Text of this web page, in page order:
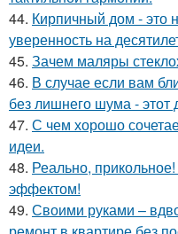
44. Кирпичный дом - это
уверенность на
45. Зачем маляры
46. В случае если вам
без лишнего шума - этот
47. С чем хорошо
идеи.
48. Реально,
эффектом!
49. Своими руками –